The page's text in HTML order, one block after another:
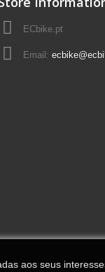
ECbike.pt
Email:
aos seus